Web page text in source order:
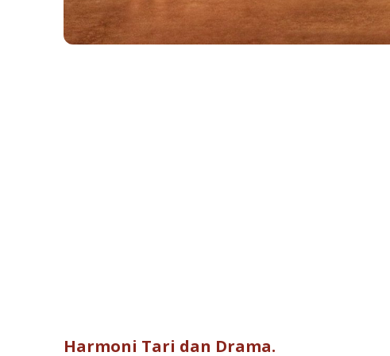
Harmoni Tari dan Drama.